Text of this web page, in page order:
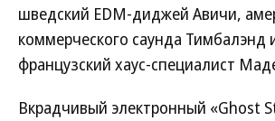
шведский EDM-диджей Авичи,
коммерческого саунда Тимбалэнд
французский хаус-специалист
Вкрадчивый электронный «Ghost